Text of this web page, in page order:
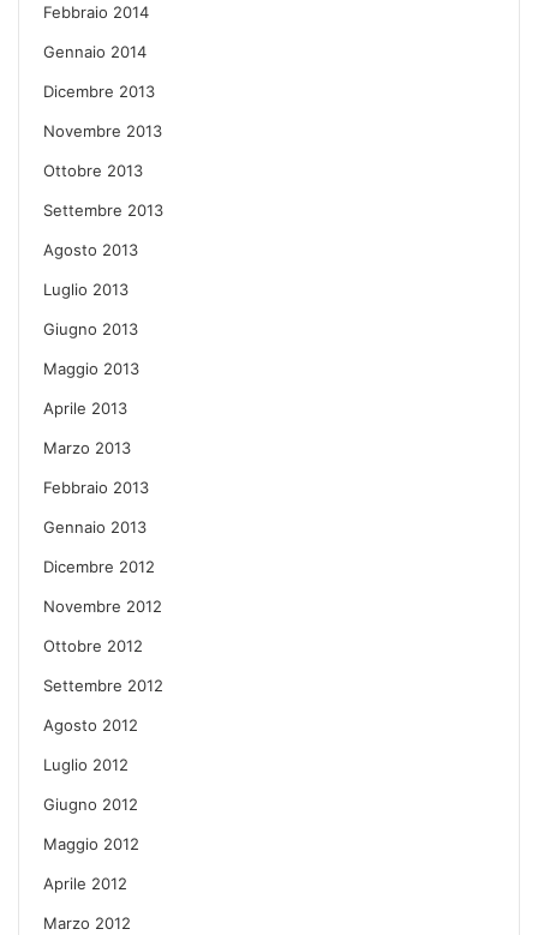
Febbraio 2014
Gennaio 2014
Dicembre 2013
Novembre 2013
Ottobre 2013
Settembre 2013
Agosto 2013
Luglio 2013
Giugno 2013
Maggio 2013
Aprile 2013
Marzo 2013
Febbraio 2013
Gennaio 2013
Dicembre 2012
Novembre 2012
Ottobre 2012
Settembre 2012
Agosto 2012
Luglio 2012
Giugno 2012
Maggio 2012
Aprile 2012
Marzo 2012